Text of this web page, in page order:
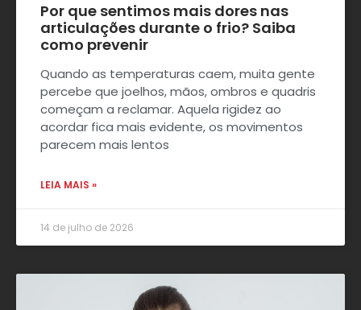
Por que sentimos mais dores nas
articulações durante o frio? Saiba
como prevenir
Quando as temperaturas caem, muita gente
percebe que joelhos, mãos, ombros e quadris
começam a reclamar. Aquela rigidez ao
acordar fica mais evidente, os movimentos
parecem mais lentos
LEIA MAIS »
14 de julho de 2026